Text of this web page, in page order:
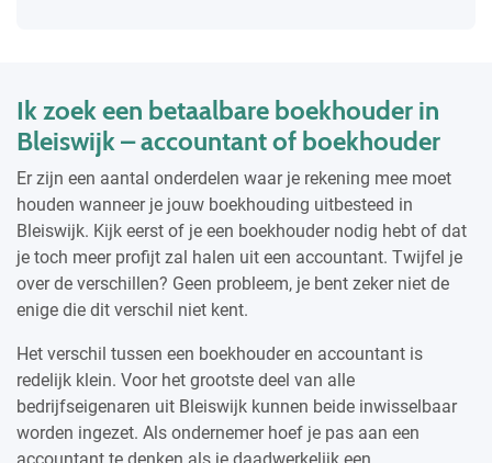
Ik zoek een betaalbare boekhouder in
Bleiswijk – accountant of boekhouder
Er zijn een aantal onderdelen waar je rekening mee moet
houden wanneer je jouw boekhouding uitbesteed in
Bleiswijk. Kijk eerst of je een boekhouder nodig hebt of dat
je toch meer profijt zal halen uit een accountant. Twijfel je
over de verschillen? Geen probleem, je bent zeker niet de
enige die dit verschil niet kent.
Het verschil tussen een boekhouder en accountant is
redelijk klein. Voor het grootste deel van alle
bedrijfseigenaren uit Bleiswijk kunnen beide inwisselbaar
worden ingezet. Als ondernemer hoef je pas aan een